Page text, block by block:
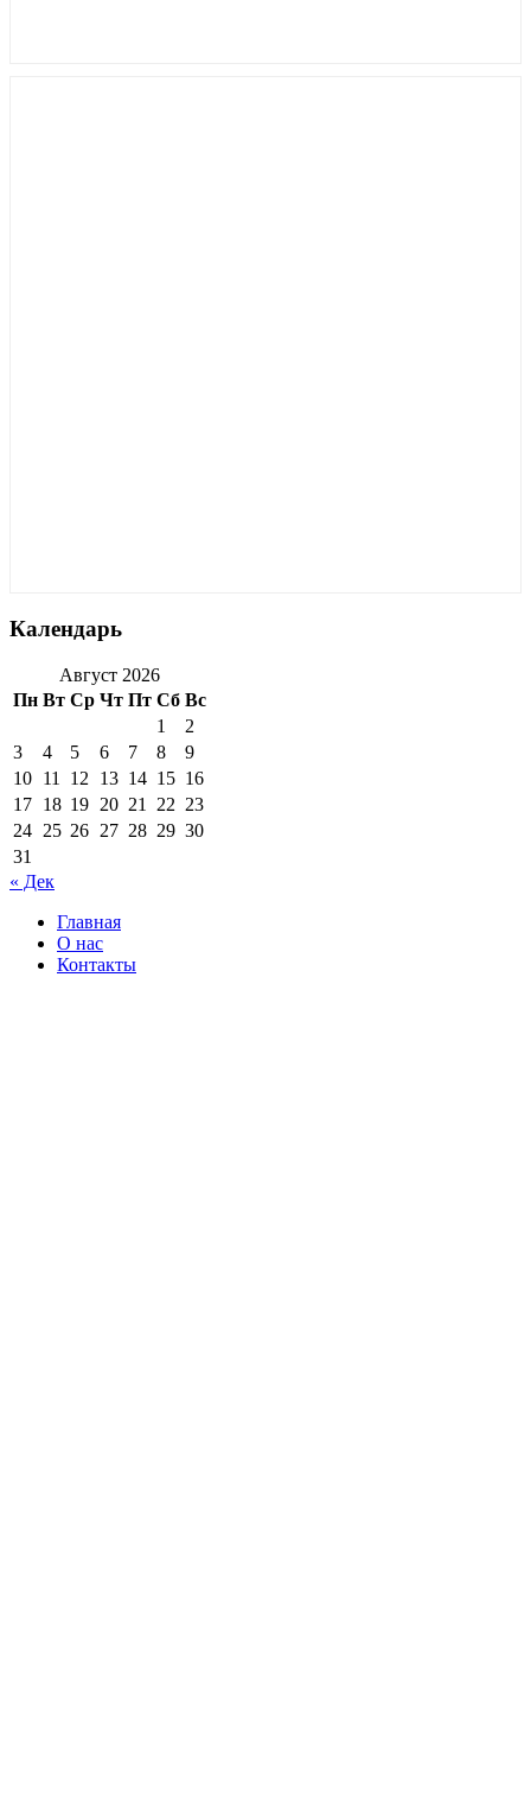
Календарь
Август 2026
Пн Вт Ср Чт Пт Сб Вс
1
2
3
4 5 6 7 8
9
10 11 12 13 14 15 16
17 18 19 20 21 22 23
24 25 26 27 28 29 30
31
« Дек
Главная
О нас
Контакты